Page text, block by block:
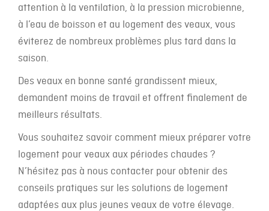
attention à la ventilation, à la pression microbienne,
à l’eau de boisson et au logement des veaux, vous
éviterez de nombreux problèmes plus tard dans la
saison.
Des veaux en bonne santé grandissent mieux,
demandent moins de travail et offrent finalement de
meilleurs résultats.
Vous souhaitez savoir comment mieux préparer votre
logement pour veaux aux périodes chaudes ?
N’hésitez pas à nous contacter pour obtenir des
conseils pratiques sur les solutions de logement
adaptées aux plus jeunes veaux de votre élevage.